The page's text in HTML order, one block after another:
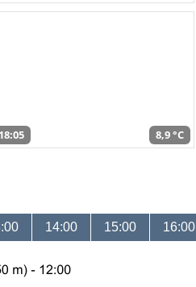
18:05 8,9 °C
14:00 15:00 16:00